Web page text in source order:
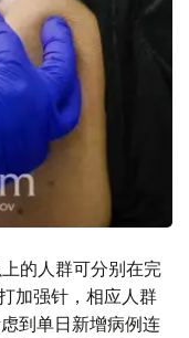
的人群可分别在完
加强针，相应人群
到单日新增病例连